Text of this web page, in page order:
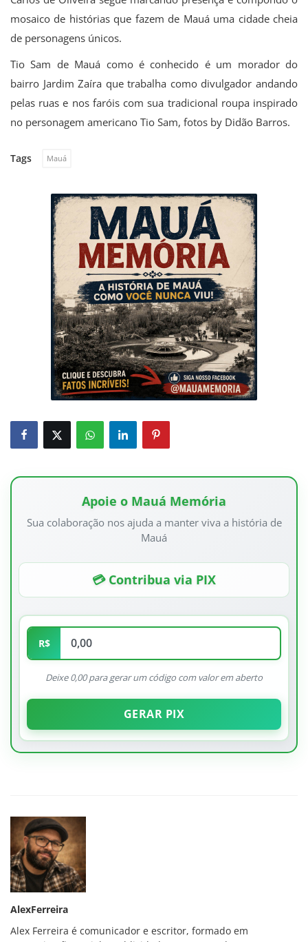
mosaico de histórias que fazem de Mauá uma cidade cheia
de personagens únicos.
Tio Sam de Mauá como é conhecido é um morador do
bairro Jardim Zaíra que trabalha como divulgador andando
pelas ruas e nos faróis com sua tradicional roupa inspirado
no personagem americano Tio Sam, fotos by Didão Barros.
Tags Mauá
Apoie o Mauá Memória
Sua colaboração nos ajuda a manter viva a história de
Mauá
💳 Contribua via PIX
R$
Deixe 0,00 para gerar um código com valor em aberto
GERAR PIX
AlexFerreira
Alex Ferreira é comunicador e escritor, formado em